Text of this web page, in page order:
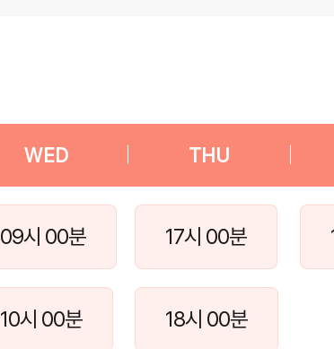
WED THU
09시 00분
10시 00분
17시 00분
18시 00분